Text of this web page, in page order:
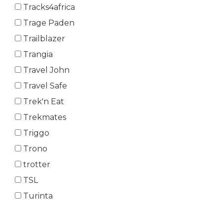
Tracks4africa
Trage Paden
Trailblazer
Trangia
Travel John
Travel Safe
Trek'n Eat
Trekmates
Triggo
Trono
trotter
TSL
Turinta